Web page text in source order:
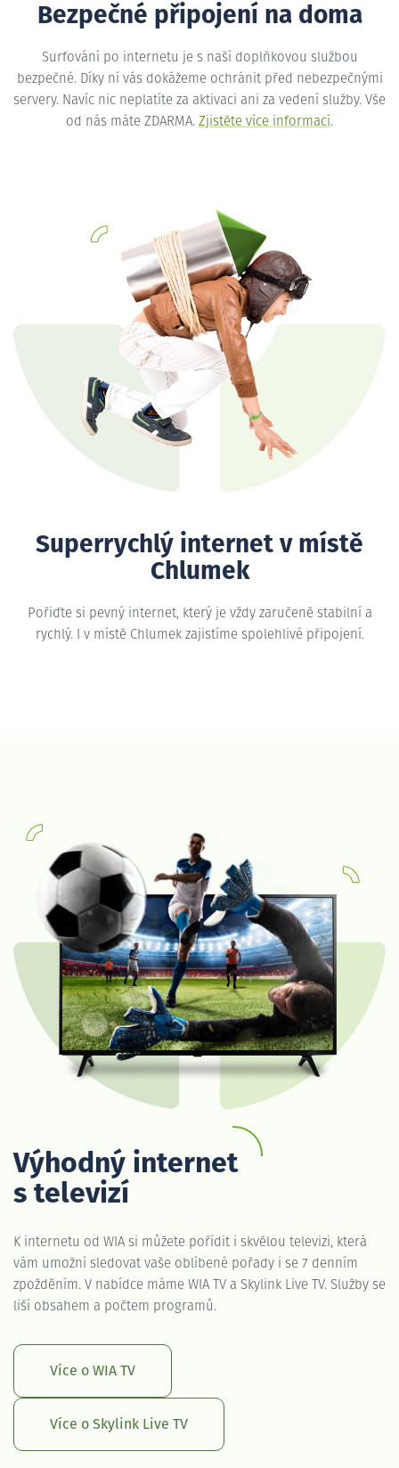
Bezpečné připojení na doma
Surfování po internetu je s naší doplňkovou službou
bezpečné. Díky ní vás dokážeme ochránit před nebezpečnými
servery. Navíc nic neplatíte za aktivaci ani za vedení služby. Vše
od nás máte ZDARMA. Zjistěte více informací.
Superrychlý internet v místě
Chlumek
Pořiďte si pevný internet, který je vždy zaručeně stabilní a
rychlý. I v místě Chlumek zajistíme spolehlivé připojení.
Výhodný internet
s televizí
K internetu od WIA si můžete pořídit i skvělou televizi, která
vám umožní sledovat vaše oblíbené pořady i se 7 denním
zpožděním. V nabídce máme WIA TV a Skylink Live TV. Služby se
liší obsahem a počtem programů.
Více o WIA TV
Více o Skylink Live TV